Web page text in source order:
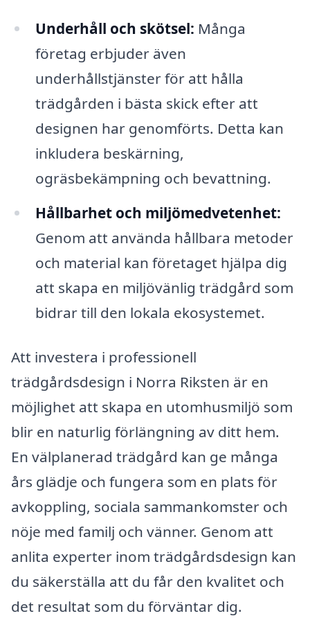
Underhåll och skötsel: Många
företag erbjuder även
underhållstjänster för att hålla
trädgården i bästa skick efter att
designen har genomförts. Detta kan
inkludera beskärning,
ogräsbekämpning och bevattning.
Hållbarhet och miljömedvetenhet:
Genom att använda hållbara metoder
och material kan företaget hjälpa dig
att skapa en miljövänlig trädgård som
bidrar till den lokala ekosystemet.
Att investera i professionell
trädgårdsdesign i Norra Riksten är en
möjlighet att skapa en utomhusmiljö som
blir en naturlig förlängning av ditt hem.
En välplanerad trädgård kan ge många
års glädje och fungera som en plats för
avkoppling, sociala sammankomster och
nöje med familj och vänner. Genom att
anlita experter inom trädgårdsdesign kan
du säkerställa att du får den kvalitet och
det resultat som du förväntar dig.